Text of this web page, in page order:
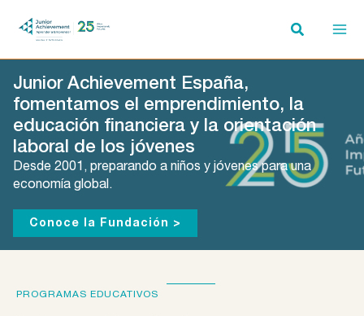
Junior Achievement España,
fomentamos el emprendimiento, la
educación financiera y la orientación
laboral de los jóvenes
Desde 2001, preparando a niños y jóvenes para una
economía global.
Conoce la Fundación >
PROGRAMAS EDUCATIVOS